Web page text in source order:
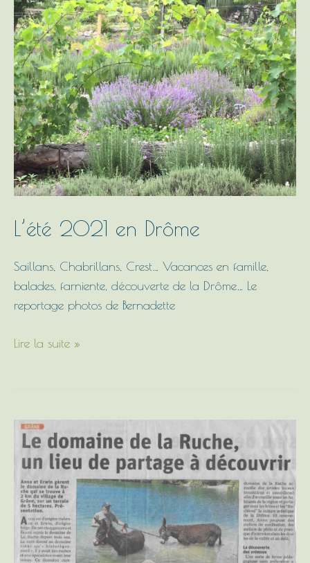
L’été 2021 en Drôme
Saillans, Chabrillans, Crest… Vacances en famille,
balades, farniente, découverte de la Drôme… Le
reportage photos de Bernadette
2021
en
Drôme
Lire la suite »
On
parle
de
nous
dans
la
presse